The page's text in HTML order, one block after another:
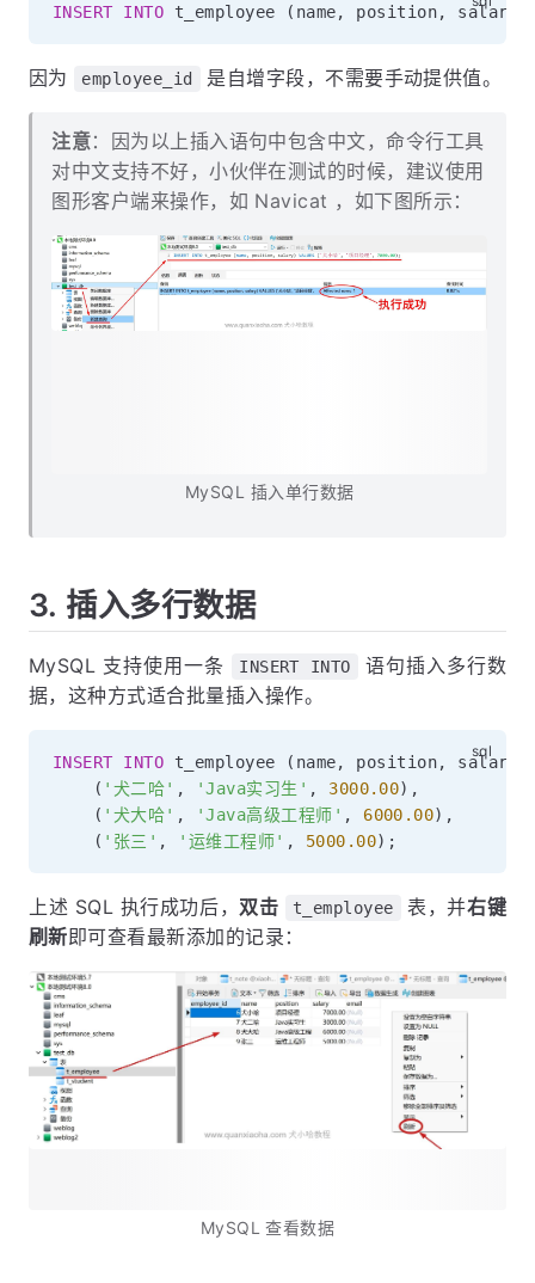
INSERT INTO t_employee ( name, position, salary
因为 employee_id 是自增字段，不需要手动提供值。
注意：因为以上插入语句中包含中文，命令行工具
对中文支持不好，小伙伴在测试的时候，建议使用
图形客户端来操作，如 Navicat ，如下图所示：
MySQL 插入单行数据
3. 插入多行数据
MySQL 支持使用一条 INSERT INTO
语句插入多行数
据，这种方式适合批量插入操作。
INSERT INTO t_employee ( name, position, salary
( '犬二哈' , 'Java实习生' , 3000.00) ,
( '犬大哈' , 'Java高级工程师' , 6000.00) ,
( '张三' , '运维工程师' , 5000.00) ;
上述 SQL 执行成功后， 双击 t_employee 表，并右键
刷新即可查看最新添加的记录：
MySQL 查看数据